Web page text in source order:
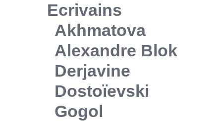
Ecrivains
Akhmatova
Alexandre Blok
Derjavine
Dostoïevski
Gogol